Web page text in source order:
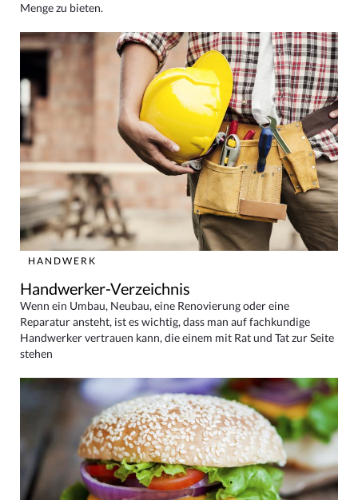
Menge zu bieten.
HANDWERK
Handwerker-Verzeichnis
Wenn ein Umbau, Neubau, eine Renovierung oder eine
Reparatur ansteht, ist es wichtig, dass man auf fachkundige
Handwerker vertrauen kann, die einem mit Rat und Tat zur Seite
stehen